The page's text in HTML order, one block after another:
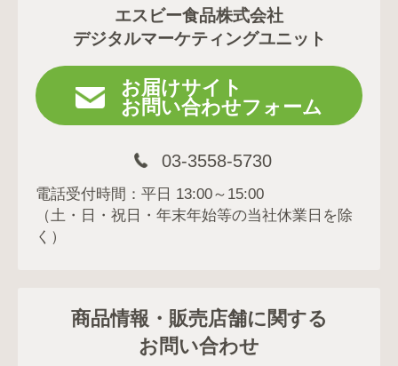
エスビー食品株式会社
デジタルマーケティングユニット
お届けサイト
お問い合わせフォーム
03-3558-5730
電話受付時間：平日 13:00～15:00
（土・日・祝日・年末年始等の当社休業日を除
く）
商品情報・販売店舗に関する
お問い合わせ